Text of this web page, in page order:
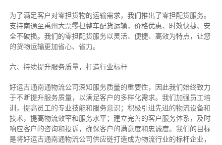
为了满足客户对零担货物的运输需求，我们推出了零担配货服务。
支持南通至禹州大票零担整车配货运输，价格优惠、时效快捷、安
全不破损。我们的零担配货服务以灵活、便捷、高效为特点，让您
的货物运输更加省心、省力。
六、持续提升服务质量，打造行业标杆
好运吉通南通物流公司深知服务质量的重要性，因此我们始终致力
于不断提升服务质量，以满足客户的多样化需求。我们加强员工培
训，提高员工的专业技能和服务意识；积极引进先进的物流设备和
技术，提高物流效率和服务水平；建立完善的客户服务体系，及时
响应客户的咨询和投诉，确保客户的满意度和忠诚度。我们的目标
是将好运吉通南通物流公司供应链打造成为物流行业的标杆企业，